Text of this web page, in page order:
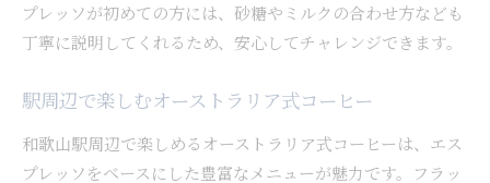
プレッソが初めての方には、砂糖やミルクの合わせ方なども
丁寧に説明してくれるため、安心してチャレンジできます。
駅周辺で楽しむオーストラリア式コーヒー
和歌山駅周辺で楽しめるオーストラリア式コーヒーは、エス
プレッソをベースにした豊富なメニューが魅力です。フラッ